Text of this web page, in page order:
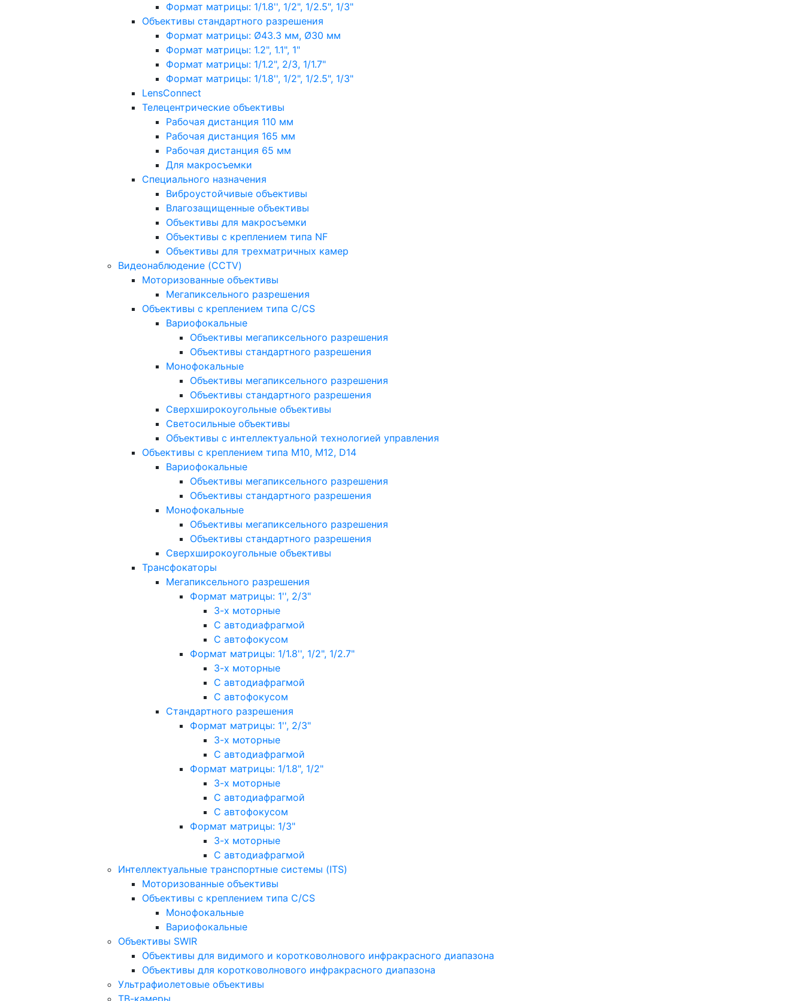
Формат матрицы: 1/1.8'', 1/2", 1/2.5", 1/3"
Объективы стандартного разрешения
Формат матрицы: Ø43.3 мм, Ø30 мм
Формат матрицы: 1.2", 1.1", 1"
Формат матрицы: 1/1.2", 2/3, 1/1.7"
Формат матрицы: 1/1.8'', 1/2", 1/2.5", 1/3"
LensConnect
Телецентрические объективы
Рабочая дистанция 110 мм
Рабочая дистанция 165 мм
Рабочая дистанция 65 мм
Для макросъемки
Специального назначения
Виброустойчивые объективы
Влагозащищенные объективы
Объективы для макросъемки
Объективы с креплением типа NF
Объективы для трехматричных камер
Видеонаблюдение (CCTV)
Моторизованные объективы
Мегапиксельного разрешения
Объективы с креплением типа C/CS
Вариофокальные
Объективы мегапиксельного разрешения
Объективы стандартного разрешения
Монофокальные
Объективы мегапиксельного разрешения
Объективы стандартного разрешения
Сверхширокоугольные объективы
Светосильные объективы
Объективы с интеллектуальной технологией управления
Объективы с креплением типа M10, M12, D14
Вариофокальные
Объективы мегапиксельного разрешения
Объективы стандартного разрешения
Монофокальные
Объективы мегапиксельного разрешения
Объективы стандартного разрешения
Сверхширокоугольные объективы
Трансфокаторы
Мегапиксельного разрешения
Формат матрицы: 1'', 2/3"
3-х моторные
С автодиафрагмой
С автофокусом
Формат матрицы: 1/1.8'', 1/2", 1/2.7"
3-х моторные
С автодиафрагмой
С автофокусом
Стандартного разрешения
Формат матрицы: 1'', 2/3"
3-х моторные
С автодиафрагмой
Формат матрицы: 1/1.8", 1/2"
3-х моторные
С автодиафрагмой
С автофокусом
Формат матрицы: 1/3"
3-х моторные
С автодиафрагмой
Интеллектуальные транспортные системы (ITS)
Моторизованные объективы
Объективы с креплением типа C/CS
Монофокальные
Вариофокальные
Объективы SWIR
Объективы для видимого и коротковолнового инфракрасного диапазона
Объективы для коротковолнового инфракрасного диапазона
Ультрафиолетовые объективы
ТВ-камеры